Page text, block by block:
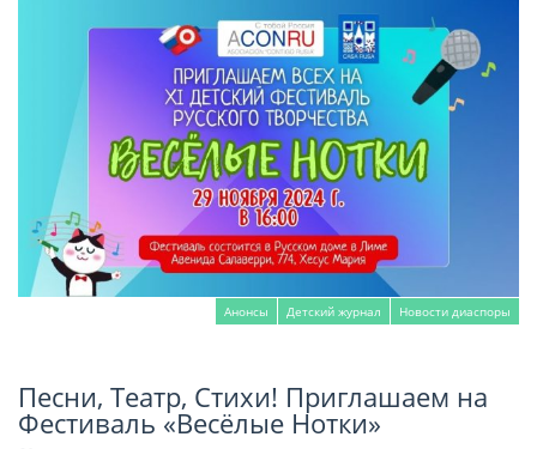
Анонсы Детский журнал Новости диаспоры
Читать далее
Песни, Театр, Стихи! Приглашаем на
Фестиваль «Весёлые Нотки»